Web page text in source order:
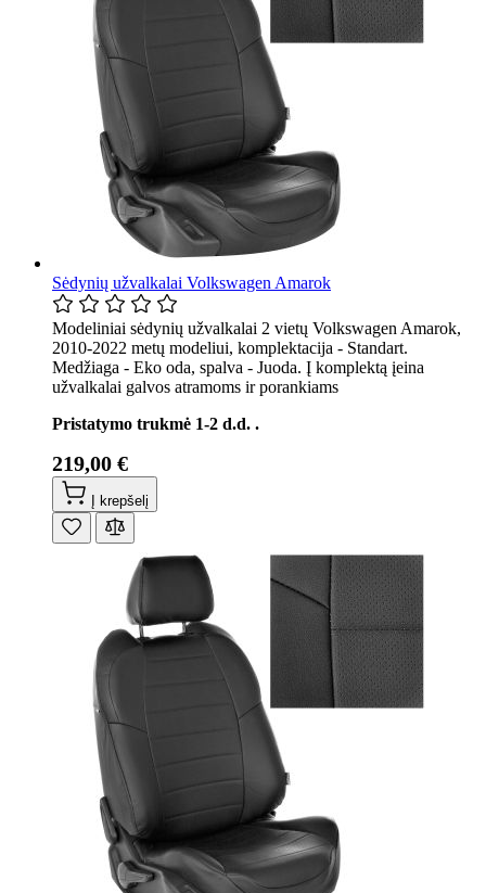
Sėdynių užvalkalai Volkswagen Amarok
Modeliniai sėdynių užvalkalai 2 vietų Volkswagen Amarok,
2010-2022 metų modeliui, komplektacija - Standart.
Medžiaga - Eko oda, spalva - Juoda. Į komplektą įeina
užvalkalai galvos atramoms ir porankiams
Pristatymo trukmė 1-2 d.d. .
219,00 €
Į krepšelį